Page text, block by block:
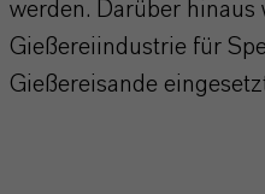
werden. Darüber hinaus
Gießereiindustrie für
Gießereisande